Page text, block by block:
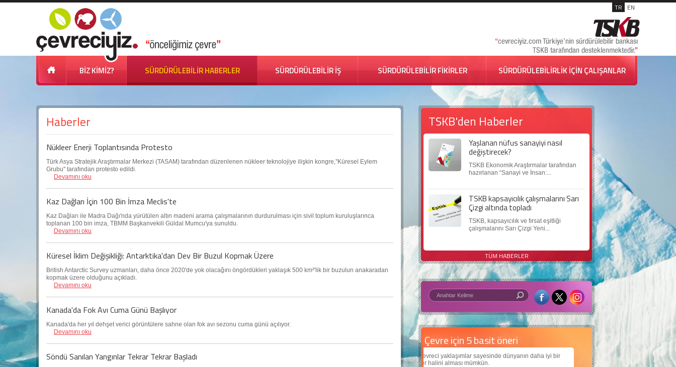
TR EN
BİZ KİMİZ? SÜRDÜRÜLEBİLİR HABERLER SÜRDÜRÜLEBİLİR İŞ SÜRDÜRÜLEBİLİR FİKİRLER SÜRDÜRÜLEBİLİRLİK İÇİN ÇALIŞANLAR
Haberler
Nükleer Enerji Toplantısında Protesto
Türk Asya Stratejik Araştırmalar Merkezi (TASAM) tarafından düzenlenen nükleer teknolojiye ilişkin kongre,''Küresel Eylem
Grubu'' tarafından protesto edildi.
Devamını oku
Kaz Dağları İçin 100 Bin İmza Meclis'te
Kaz Dağları ile Madra Dağı'nda yürütülen altın madeni arama çalışmalarının durdurulması için sivil toplum kuruluşlarınca
toplanan 100 bin imza, TBMM Başkanvekili Güldal Mumcu'ya sunuldu.
Devamını oku
Küresel İklim Değişikliği: Antarktika'dan Dev Bir Buzul Kopmak Üzere
British Antarctic Survey uzmanları, daha önce 2020'de yok olacağını öngördükleri yaklaşık 500 km²'lik bir buzulun anakaradan
kopmak üzere olduğunu açıkladı.
Devamını oku
Kanada'da Fok Avı Cuma Günü Başlıyor
Kanada'da her yıl dehşet verici görüntülere sahne olan fok avı sezonu cuma günü açılıyor.
Devamını oku
Söndü Sanılan Yangınlar Tekrar Tekrar Başladı
TSKB'den Haberler
Yaşlanan nüfus sanayiyi nasıl
değiştirecek?
TSKB Ekonomik Araştırmalar tarafından
hazırlanan “Sanayi ve İnsan:...
TSKB kapsayıcılık çalışmalarını Sarı
Çizgi altında topladı
TSKB, kapsayıcılık ve fırsat eşitliği
çalışmalarını Sarı Çizgi Yeni...
TÜM HABERLER
Çevre için 5 basit öneri
sayesinde dünyanın daha iyi bir
Daha iyi bir dünya için yapay zekâ
Çocuklarımıza daha güzel bir dünya bırakabilmek için
teknolojiden nasıl yararlanırız?